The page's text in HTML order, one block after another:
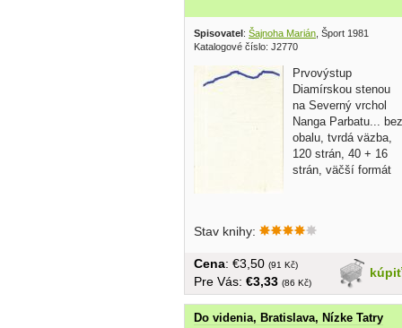
Spisovatel: Šajnoha Marián , Šport 1981
Katalogové číslo: J2770
Prvovýstup
Diamírskou stenou
na Severný vrchol
Nanga Parbatu... bez
obalu, tvrdá väzba,
120 strán, 40 + 16
strán, väčší formát
Stav knihy:
kúpiť
Cena: €3,50 (91 Kč)
Pre Vás: €3,33 (86 Kč)
Do videnia, Bratislava, Nízke Tatry